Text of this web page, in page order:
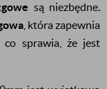
są niezbędne.
, która zapewnia
co sprawia, że jest